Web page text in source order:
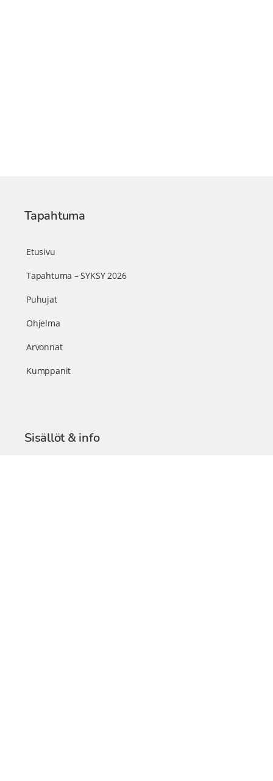
Tapahtuma
Etusivu
Tapahtuma – SYKSY 2026
Puhujat
Ohjelma
Arvonnat
Kumppanit
Sisällöt & info